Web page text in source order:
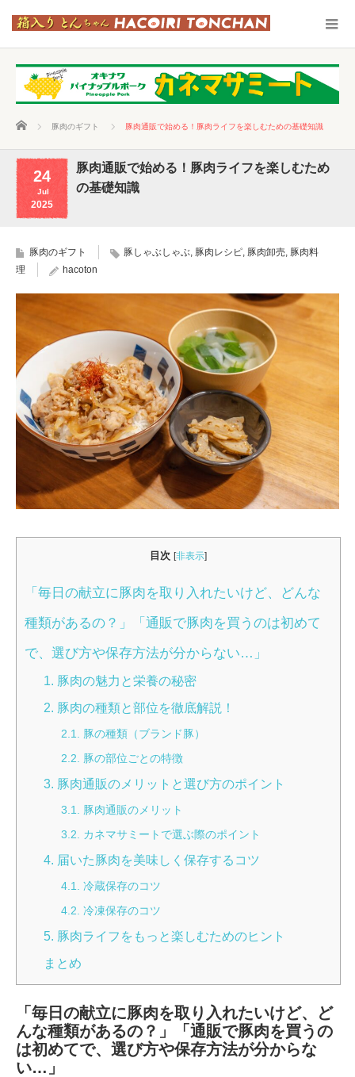
ホーム 豚肉のギフト 豚肉通販で始める！豚肉ライフを楽しむための基礎知識
24
Jul
2025
豚肉通販で始める！豚肉ライフを楽しむため
の基礎知識
豚肉のギフト 豚しゃぶしゃぶ, 豚肉レシピ, 豚肉卸売, 豚肉料
理
hacoton
目次 [非表示]
「毎日の献立に豚肉を取り入れたいけど、どんな
種類があるの？」「通販で豚肉を買うのは初めて
で、選び方や保存方法が分からない…」
1. 豚肉の魅力と栄養の秘密
2. 豚肉の種類と部位を徹底解説！
2.1. 豚の種類（ブランド豚）
2.2. 豚の部位ごとの特徴
3. 豚肉通販のメリットと選び方のポイント
3.1. 豚肉通販のメリット
3.2. カネマサミートで選ぶ際のポイント
4. 届いた豚肉を美味しく保存するコツ
4.1. 冷蔵保存のコツ
4.2. 冷凍保存のコツ
5. 豚肉ライフをもっと楽しむためのヒント
まとめ
「毎日の献立に豚肉を取り入れたいけど、ど
んな種類があるの？」「通販で豚肉を買うの
は初めてで、選び方や保存方法が分からな
い…」